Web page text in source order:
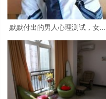
默默付出的男人心理测试，女生